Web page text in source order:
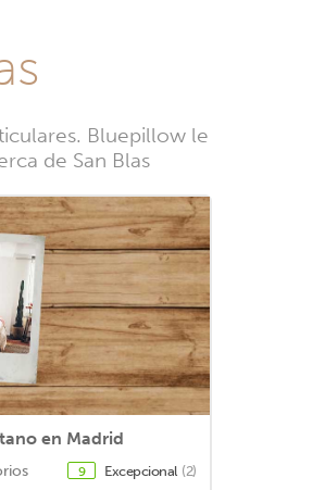
Bluepillow le
de San Blas
en Madrid
9 Excepcional (2)